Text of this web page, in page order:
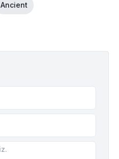
Ancient